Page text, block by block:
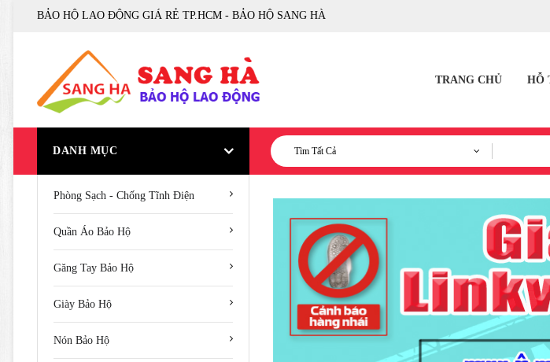
BẢO HỘ LAO ĐỘNG GIÁ RẺ TP.HCM - BẢO HỘ SANG HÀ
TRANG CHỦ HỖ
DANH MỤC Tìm Tất Cả
Phòng Sạch - Chống Tĩnh Điện
Quần Áo Bảo Hộ
Găng Tay Bảo Hộ
Giày Bảo Hộ
Nón Bảo Hộ